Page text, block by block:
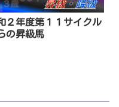
２年度第１１サイクル
の昇級馬